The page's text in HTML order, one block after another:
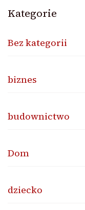
Kategorie
Bez kategorii
biznes
budownictwo
Dom
dziecko